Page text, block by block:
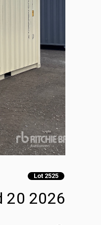
Lot 2525
2026 20 ft Standard حاويات تخزين